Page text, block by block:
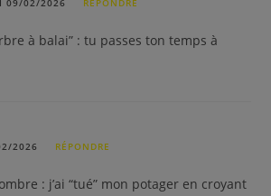
09/02/2026 RÉPONDRE
à balai” : tu passes ton temps à
2026 RÉPONDRE
: j’ai “tué” mon potager en croyant